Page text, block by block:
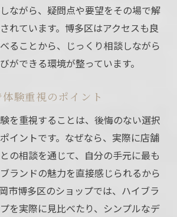
ながら、疑問点や要望をその場で解
れています。博多区はアクセスも良
ることから、じっくり相談しながら
ができる環境が整っています。
験重視のポイント
を重視することは、後悔のない選択
イントです。なぜなら、実際に店舗
の相談を通じて、自分の手元に最も
ランドの魅力を直接感じられるから
市博多区のショップでは、ハイブラ
を実際に見比べたり、シンプルなデ